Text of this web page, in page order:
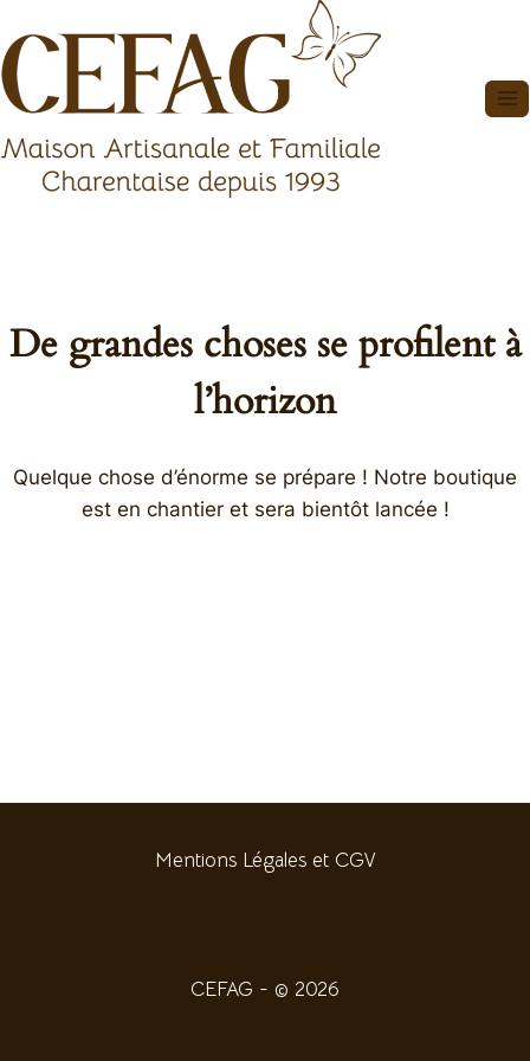
au
contenu
De grandes choses se profilent à
l’horizon
Quelque chose d’énorme se prépare ! Notre boutique
est en chantier et sera bientôt lancée !
Mentions Légales et CGV
CEFAG - © 2026